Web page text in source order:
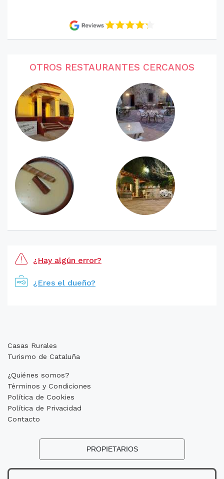
OTROS RESTAURANTES CERCANOS
¿Hay algún error?
¿Eres el dueño?
Casas Rurales
Turismo de Cataluña
¿Quiénes somos?
Términos y Condiciones
Política de Cookies
Política de Privacidad
Contacto
PROPIETARIOS